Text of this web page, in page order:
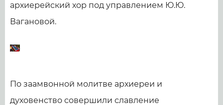
архиерейский хор под управлением Ю.Ю.
Вагановой.
По заамвонной молитве архиереи и
духовенство совершили славление